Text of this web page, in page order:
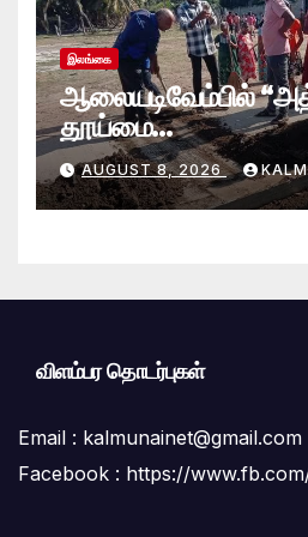
இலங்கை
ஆலையடிவேம்பில்
தூய்மை
பிரதேச செயலகமும்
இணைந்து விசேட
AUGUST 8, 2026
விளம்பர தொடர்புகள்
Email : kalmunainet@gmail.com
Facebook : https://